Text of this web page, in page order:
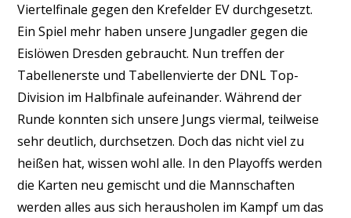
Viertelfinale gegen den Krefelder EV durchgesetzt.
Ein Spiel mehr haben unsere Jungadler gegen die
Eislöwen Dresden gebraucht. Nun treffen der
Tabellenerste und Tabellenvierte der DNL Top-
Division im Halbfinale aufeinander. Während der
Runde konnten sich unsere Jungs viermal, teilweise
sehr deutlich, durchsetzen. Doch das nicht viel zu
heißen hat, wissen wohl alle. In den Playoffs werden
die Karten neu gemischt und die Mannschaften
werden alles aus sich herausholen im Kampf um das